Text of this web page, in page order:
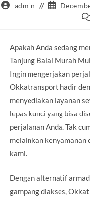
Postadmin
Post
published:
Apakah Anda sedang
Tanjung Balai Murah
Ingin mengerjakan
Okkatransport hadir
menyediakan layanan
lepas kunci yang bisa
perjalanan Anda. Tak
melainkan kenyamanan
kami.
Dengan alternatif
gampang diakses,